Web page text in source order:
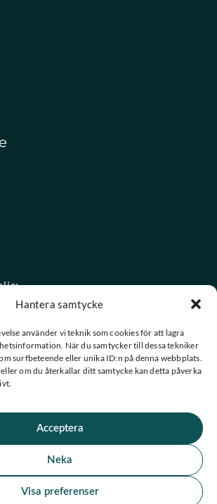
Hantera samtycke
använder vi teknik som cookies för att lagra
När du samtycker till dessa tekniker
surfbeteende eller unika ID:n på denna webbplats.
om du återkallar ditt samtycke kan detta påverka
Acceptera
Neka
Visa preferenser